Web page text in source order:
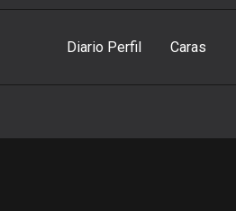
Diario Perfil Caras